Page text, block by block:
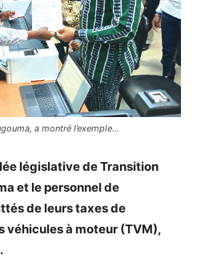
a montré l’exemple...
législative de Transition
et le personnel de
de leurs taxes de
véhicules à moteur (TVM),